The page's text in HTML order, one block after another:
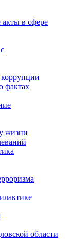
в сфере
фактах
жизни
области